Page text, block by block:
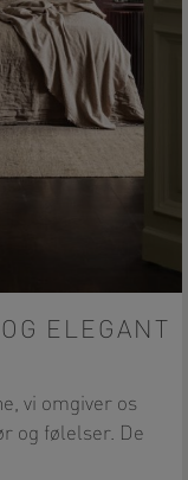
ELEGANT
vi omgiver os
og følelser. De